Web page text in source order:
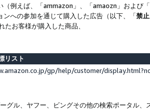
（例えば、「ammazon」、「amaozn」および
ンへの参加を通じて購入した広告（以下、「禁
たお客様が購入した商品、
リスト
gp/help/customer/
グル、ヤフー、ビングその他の検索ポータル